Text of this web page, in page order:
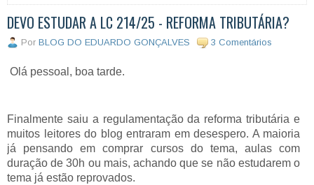
DEVO ESTUDAR A LC 214/25 - REFORMA TRIBUTÁRIA?
Por BLOG DO EDUARDO GONÇALVES 3 Comentários
Olá pessoal, boa tarde.
Finalmente saiu a regulamentação da reforma tributária e
muitos leitores do blog entraram em desespero. A maioria
já pensando em comprar cursos do tema, aulas com
duração de 30h ou mais, achando que se não estudarem o
tema já estão reprovados.